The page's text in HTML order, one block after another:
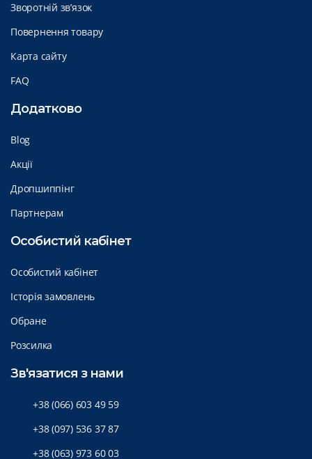
Зворотній зв’язок
Повернення товару
Карта сайту
FAQ
Додатково
Blog
Акції
Дропшиппінг
Партнерам
Особистий кабінет
Особистий кабінет
Історія замовлень
Обране
Розсилка
Зв'язатися з нами
+38 (066) 603 49 59
+38 (097) 536 37 87
+38 (063) 973 60 03